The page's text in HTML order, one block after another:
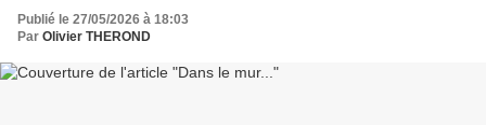
Publié le 27/05/2026 à 18:03
Par Olivier THEROND